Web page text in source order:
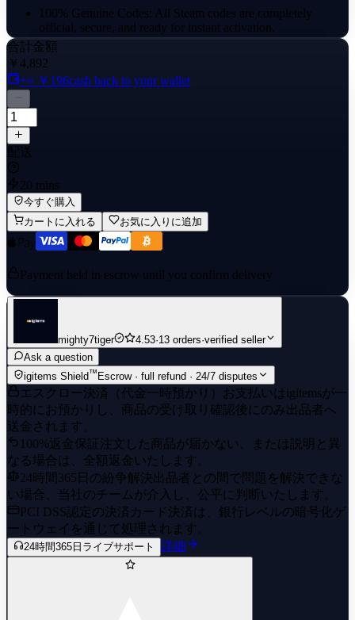
100% Genuine Codes: All Steam codes are completely
official, secure, and ready for instant activation.
Reliable Delivery: Your activation code will be delivered
directly through the platform's messaging system.
📝 Product Specifications:
Type: Digital Wallet Code / E-PIN
⚠️ Region Warning: Please ensure the region of the product matches
your Steam account's designated region/currency. Steam strictly
restricts cross-region wallet code activation. Digital codes cannot be
returned, exchanged, or refunded once delivered.
🎮 How to Redeem:
Launch Steam or visit and log in.
Click your account name (top right) > Account details.
Click "+ Add funds to your Steam Wallet" > "Redeem a
Steam Wallet Code".
Enter your code exactly as provided and click Continue.
🔒 Friendly Reminder: Please confirm delivery on the platform as
soon as you have successfully redeemed your code. If you face any
issues, message me directly through the order chat before leaving
feedback—I am always happy to assist!
合計金額
￥4,892
+≈ ￥196cash back to your wallet
配送
20 mins
今すぐ購入
カートに入れる
お気に入りに追加
Payment held in escrow until you confirm delivery
mighty7tiger 4.53·13 orders·verified seller
Ask a question
igitems Shield™ Escrow · full refund · 24/7 disputes
エスクロー決済（代金一時預かり）
お支払いはigitemsが一
時的にお預かりし、商品の受け取り確認後にのみ出品者へ
送金されます。
100%返金保証 注文した商品が届かない、または説明と異
なる場合は、全額返金いたします。
24時間365日の紛争解決出品者との間で問題を解決できな
い場合、当社のチームが介入し、公平に判断いたします。
PCI DSS認定の決済 カード決済は、銀行レベルの暗号化ゲ
ートウェイを通じて処理されます。
24時間365日ライブサポート 詳細